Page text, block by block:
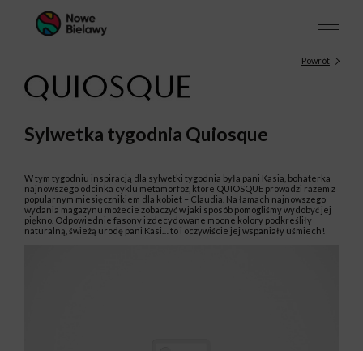
Powrót
Sylwetka tygodnia Quiosque
W tym tygodniu inspiracją dla sylwetki tygodnia była pani Kasia, bohaterka
najnowszego odcinka cyklu metamorfoz, które QUIOSQUE prowadzi razem z
popularnym miesięcznikiem dla kobiet – Claudia. Na łamach najnowszego
wydania magazynu możecie zobaczyć w jaki sposób pomogliśmy wydobyć jej
piękno. Odpowiednie fasony i zdecydowane mocne kolory podkreśliły
naturalną, świeżą urodę pani Kasi… to i oczywiście jej wspaniały uśmiech!